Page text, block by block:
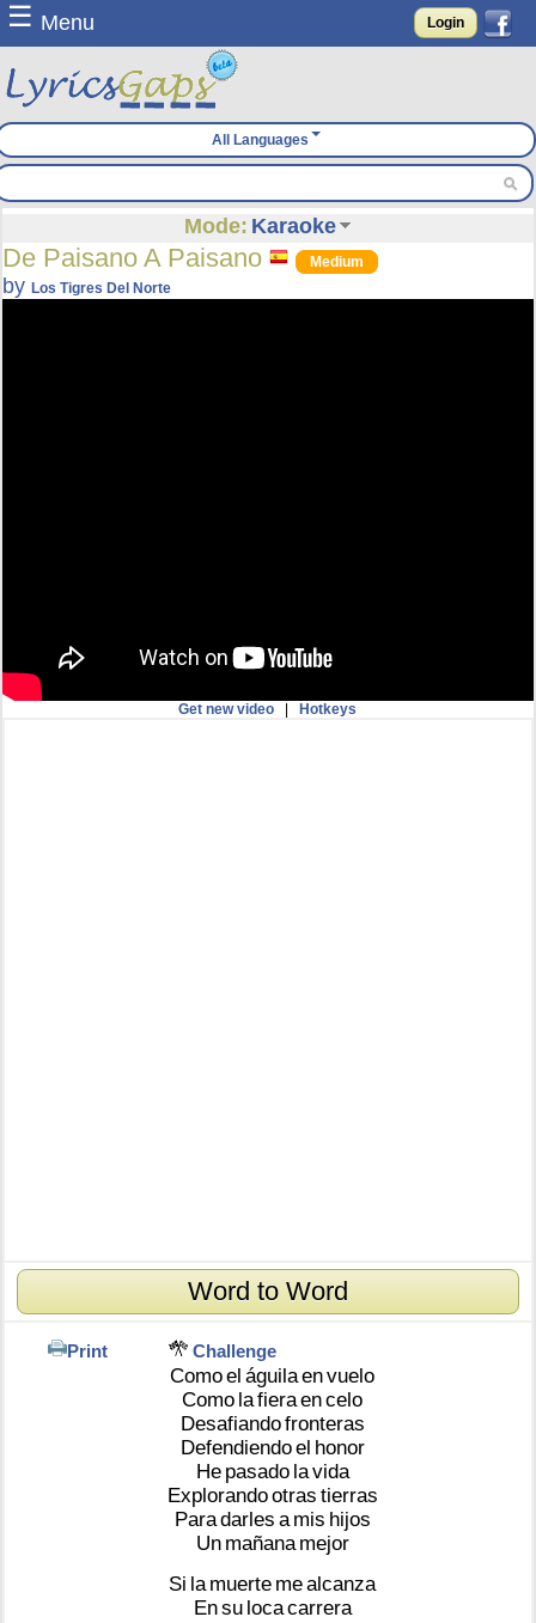
☰ Menu Login
All Languages
Mode: Karaoke
De Paisano A Paisano Medium
byLos Tigres Del Norte
Get new video |Hotkeys
Word to Word
Print Challenge
Comoel águilaenvuelo
Como lafieraencelo
Desafiandofronteras
Defendiendoel honor
He pasado lavida
Explorandootras tierras
Paradarles a mis hijos
Un mañana mejor
Si la muerte mealcanza
Ensu locacarrera